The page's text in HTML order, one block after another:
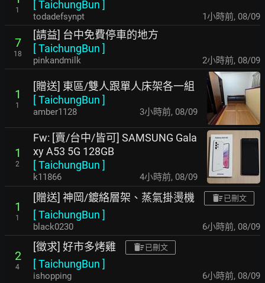
1
[TaichungBun ]
todadefsynpt 1小時前, 08/09
7
18
[請益] 台中免費停車的地方
[TaichungBun ]
pinkandmilk 2小時前, 08/09
1
1
[贈送] 東區/雙人跟單人床架各一組
[TaichungBun ]
amber1128 3小時前, 08/09
1
2
Fw: [賣/台中/皆可] SAMSUNG Gala
xy A53 5G 128GB
[TaichungBun ]
k11866 4小時前, 08/09
1
1
[贈送] 神岡/鍍絡層架、蒸氣掛燙機 已刪文
[TaichungBun ]
black0230 6小時前, 08/09
2
4
[徵求] 好市多烤雞 已刪文
[TaichungBun ]
ishopping 6小時前, 08/09